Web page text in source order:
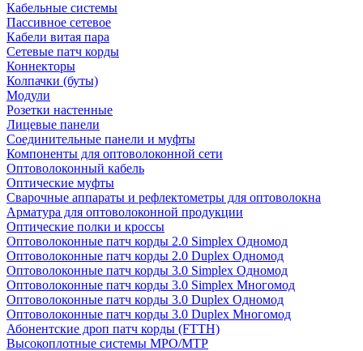
Кабельные системы
Пассивное сетевое
Кабели витая пара
Сетевые патч корды
Коннекторы
Колпачки (буты)
Модули
Розетки настенные
Лицевые панели
Соединительные панели и муфты
Компоненты для оптоволоконной сети
Оптоволоконный кабель
Оптические муфты
Сварочные аппараты и рефлектометры для оптоволокна
Арматура для оптоволоконной продукции
Оптические полки и кроссы
Оптоволоконные патч корды 2.0 Simplex Одномод
Оптоволоконные патч корды 2.0 Duplex Одномод
Оптоволоконные патч корды 3.0 Simplex Одномод
Оптоволоконные патч корды 3.0 Simplex Многомод
Оптоволоконные патч корды 3.0 Duplex Одномод
Оптоволоконные патч корды 3.0 Duplex Многомод
Абонентские дроп патч корды (FTTH)
Высокоплотные системы MPO/MTP